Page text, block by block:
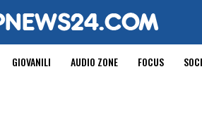
GIOVANILI AUDIO ZONE FOCUS